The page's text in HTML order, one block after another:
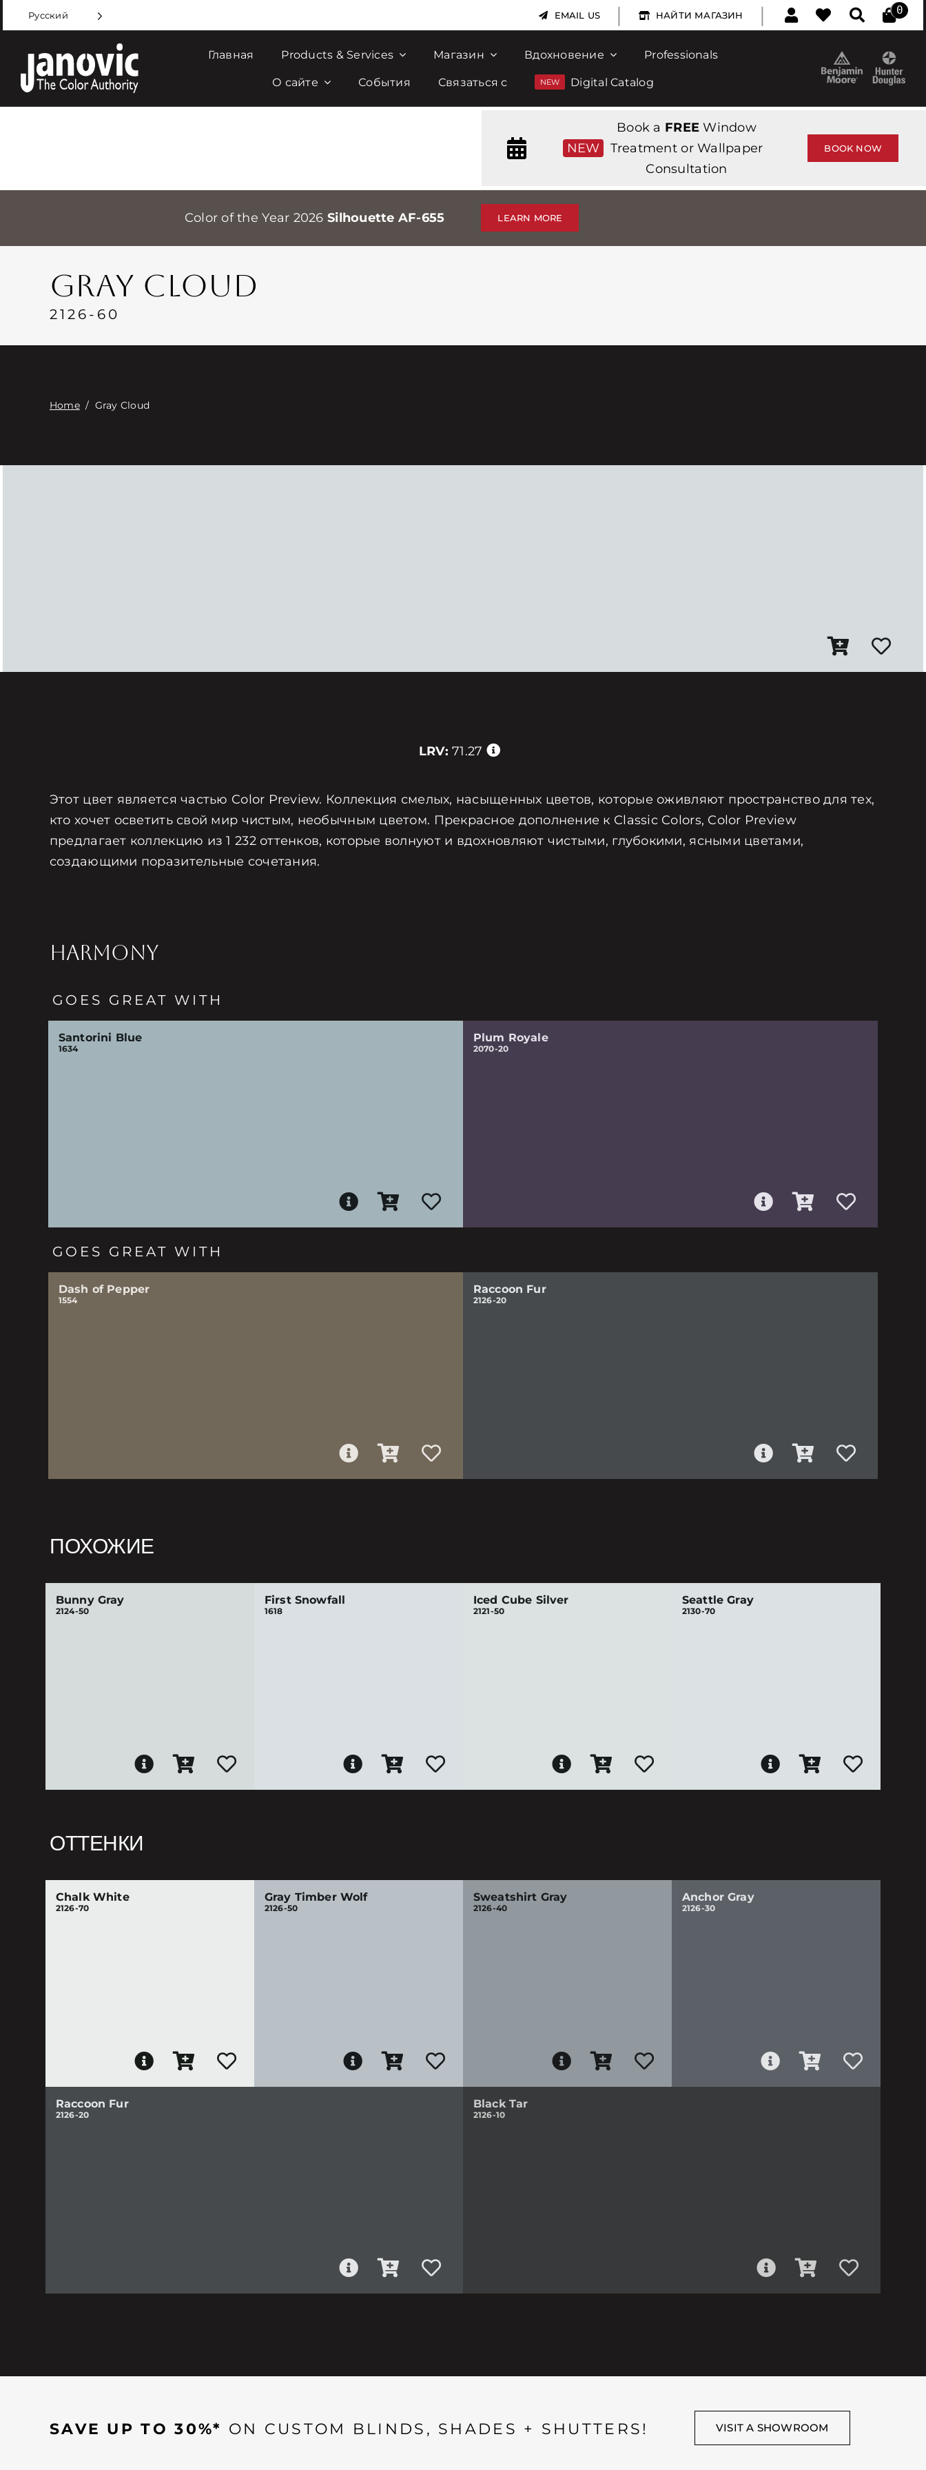
to
content
Русский EMAIL US | НАЙТИ МАГАЗИН | 0
Главная Products & Services Магазин Вдохновение Professionals
О сайте События Связаться с Digital Catalog
NEW
Book a FREE Window
Treatment or Wallpaper
Consultation
BOOK NOW
Color of the Year 2026 Silhouette AF-655 LEARN MORE
GRAY CLOUD
2126-60
Home/ Gray Cloud
LRV: 71.27
Этот цвет является частью Color Preview. Коллекция смелых, насыщенных цветов, которые оживляют пространство для тех,
кто хочет осветить свой мир чистым, необычным цветом. Прекрасное дополнение к Classic Colors, Color Preview
предлагает коллекцию из 1 232 оттенков, которые волнуют и вдохновляют чистыми, глубокими, ясными цветами,
создающими поразительные сочетания.
HARMONY
GOES GREAT WITH
Santorini Blue
1634
Plum Royale
2070-20
GOES GREAT WITH
Dash of Pepper
1554
Raccoon Fur
2126-20
ПОХОЖИЕ
Bunny Gray
2124-50
First Snowfall
1618
Iced Cube Silver
2121-50
Seattle Gray
2130-70
ОТТЕНКИ
Chalk White
2126-70
Gray Timber Wolf
2126-50
Sweatshirt Gray
2126-40
Anchor Gray
2126-30
Raccoon Fur
2126-20
Black Tar
2126-10
SAVE UP TO 30%* ON CUSTOM BLINDS, SHADES + SHUTTERS! VISIT A SHOWROOM